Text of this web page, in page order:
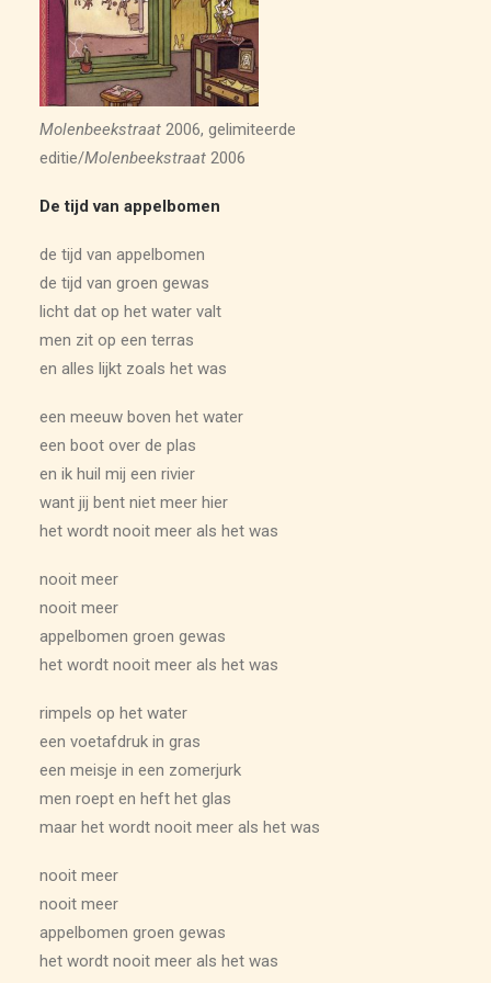
ARCHIEF
Molenbeekstraat 2006, gelimiteerde
editie/Molenbeekstraat 2006
De tijd van appelbomen
de tijd van appelbomen
de tijd van groen gewas
licht dat op het water valt
men zit op een terras
en alles lijkt zoals het was
een meeuw boven het water
een boot over de plas
en ik huil mij een rivier
want jij bent niet meer hier
het wordt nooit meer als het was
nooit meer
nooit meer
appelbomen groen gewas
het wordt nooit meer als het was
rimpels op het water
een voetafdruk in gras
een meisje in een zomerjurk
men roept en heft het glas
maar het wordt nooit meer als het was
nooit meer
nooit meer
appelbomen groen gewas
het wordt nooit meer als het was